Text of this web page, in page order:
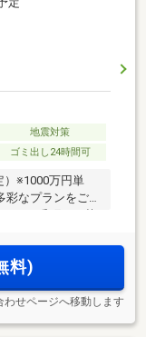
地震対策
ゴミ出し24時間可
）※1000万円単
彩なプランをご用
レジデンス×東京
料)
わせページへ移動します